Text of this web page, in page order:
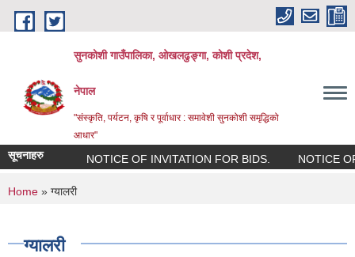
Skip to main content
सुनकोशी गाउँपालिका, ओखलढुङ्गा, कोशी प्रदेश,
नेपाल
"संस्कृति, पर्यटन, कृषि र पूर्वाधार : समावेशी सुनकोशी समृद्धिको
आधार"
सूचनाहरु NOTICE OF INVITATION FOR BIDS. NOTICE OF
You are here
Home » ग्यालरी
ग्यालरी